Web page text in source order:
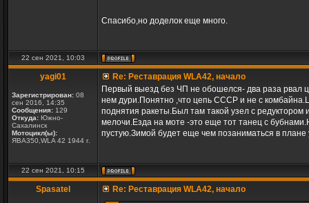
Спасибо,но доделок еще много.
22 сен 2021, 10:03
yagi01
Зарегистрирован: 08
сен 2016, 14:35
Сообщения: 129
Откуда: Южно-
Сахалинск
Мотоцикл(ы):
ЯВА350,WLA 42 1944 г.
Re: Реставрация WLA42, начало
Первый выезд без ЧП не обошелся- два раза рвал
нем дури.Понятно ,что цепь СССР и не с
поднятия ракеты.Был там такой узел с редуктором
мелочи.Езда на моте -это еще тот танец с
пустую.Зимой будет еще чем позаниматься в плане
22 сен 2021, 10:15
Spasatel Re: Реставрация WLA42, начало